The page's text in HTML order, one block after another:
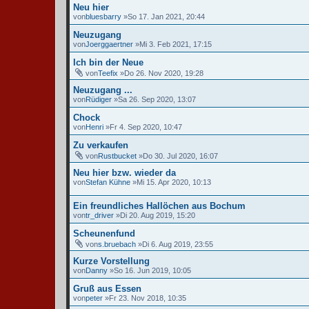
Neu hier
vonbluesbarry »So 17. Jan 2021, 20:44
Neuzugang
vonJoerggaertner »Mi 3. Feb 2021, 17:15
Ich bin der Neue
vonTeefix »Do 26. Nov 2020, 19:28
Neuzugang ...
vonRüdiger »Sa 26. Sep 2020, 13:07
Chock
vonHenri »Fr 4. Sep 2020, 10:47
Zu verkaufen
vonRustbucket »Do 30. Jul 2020, 16:07
Neu hier bzw. wieder da
vonStefan Kühne »Mi 15. Apr 2020, 10:13
Ein freundliches Hallöchen aus Bochum
vontr_driver »Di 20. Aug 2019, 15:20
Scheunenfund
vons.bruebach »Di 6. Aug 2019, 23:55
Kurze Vorstellung
vonDanny »So 16. Jun 2019, 10:05
Gruß aus Essen
vonpeter »Fr 23. Nov 2018, 10:35